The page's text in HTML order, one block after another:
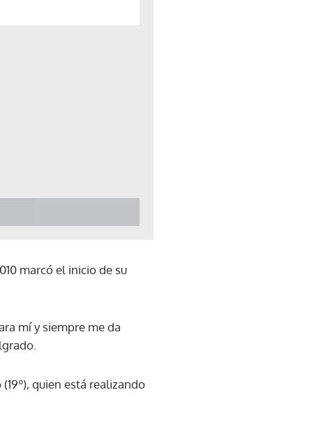
marcó el inicio de su
mí y siempre me da
quien está realizando